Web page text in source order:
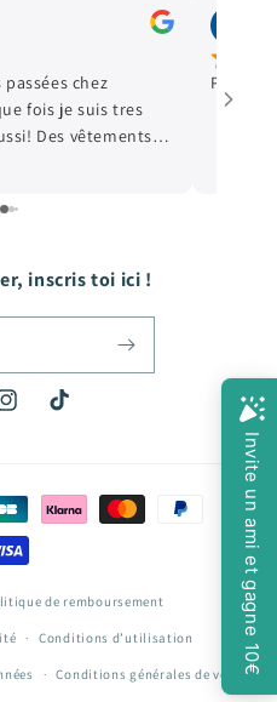
chez
fois je suis tres
Des vêtements
commande!
Parfait
inscris toi ici !
TikTok
de remboursement
Conditions d’utilisation
Conditions générales de vente